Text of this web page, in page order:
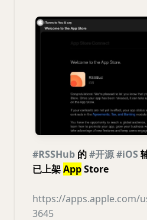
#RSSHub 的#开源#iOS
已上架AppStore
https://apps.apple.com/
3645